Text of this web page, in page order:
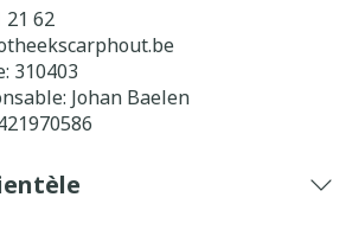
21 62
310403
Johan Baelen